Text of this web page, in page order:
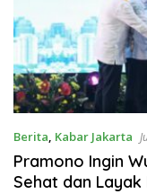
Berita, Kabar Jakarta
Pramono Ingin
Sehat dan Layak